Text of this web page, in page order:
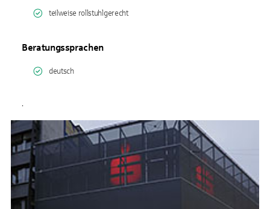
teilweise rollstuhlgerecht
Beratungssprachen
deutsch
.